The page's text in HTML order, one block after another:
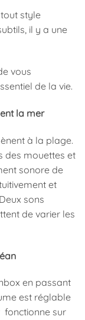
style
il y a une
vous
de la vie.
la mer
à la plage.
des mouettes et
sonore de
et
sons
de varier les
en passant
est réglable
fonctionne sur